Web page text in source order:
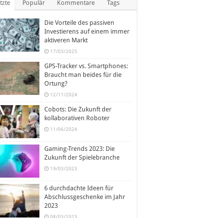
Populär Kommentare Tags
Die Vorteile des passiven
Investierens auf einem immer
aktiveren Markt
17/03/2025
GPS-Tracker vs. Smartphones:
Braucht man beides für die
Ortung?
12/11/2024
Cobots: Die Zukunft der
kollaborativen Roboter
11/06/2024
Gaming-Trends 2023: Die
Zukunft der Spielebranche
19/03/2023
6 durchdachte Ideen für
Abschlussgeschenke im Jahr
2023
08/03/2023